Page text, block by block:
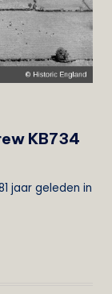
KB734
jaar geleden in